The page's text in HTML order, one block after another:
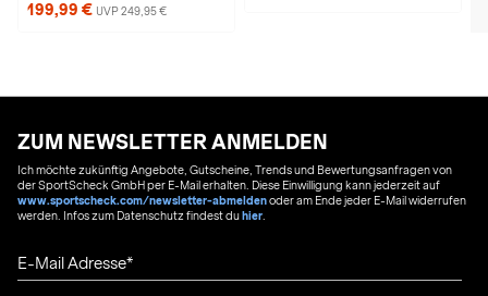
199,99 € UVP 249,95 €
ZUM NEWSLETTER ANMELDEN
Ich möchte zukünftig Angebote, Gutscheine, Trends und Bewertungsanfragen von
der SportScheck GmbH per E-Mail erhalten. Diese Einwilligung kann jederzeit auf
www.sportscheck.com/newsletter-abmeldenoder am Ende jeder E-Mail widerrufen
werden. Infos zum Datenschutz findest duhier
E-Mail Adresse